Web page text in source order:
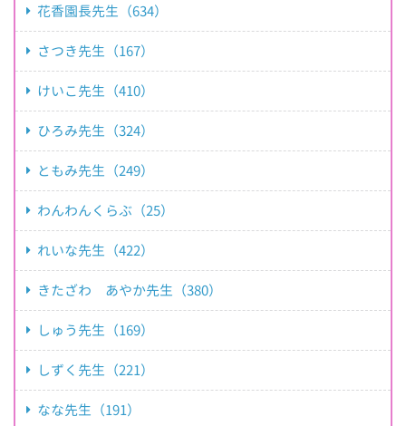
花香園長先生（634）
さつき先生（167）
けいこ先生（410）
ひろみ先生（324）
ともみ先生（249）
わんわんくらぶ（25）
れいな先生（422）
きたざわ あやか先生（380）
しゅう先生（169）
しずく先生（221）
なな先生（191）